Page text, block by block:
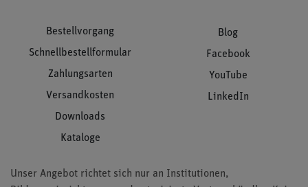
Bestellvorgang
Schnellbestellformular
Zahlungsarten
Versandkosten
Downloads
Kataloge
Blog
Facebook
YouTube
LinkedIn
Unser Angebot richtet sich nur an Institutionen,